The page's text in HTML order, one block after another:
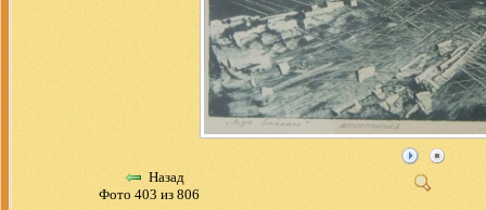
Назад
Фото 403 из 806